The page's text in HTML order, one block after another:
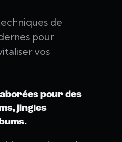
de
pour
vos
pour des
jingles